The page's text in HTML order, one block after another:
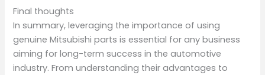
Final thoughts
In summary, leveraging the importance of using
genuine Mitsubishi parts is essential for any business
aiming for long-term success in the automotive
industry. From understanding their advantages to